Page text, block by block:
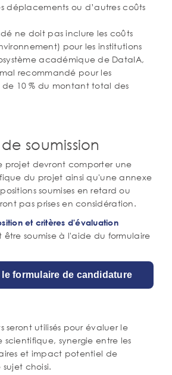
déplacements ou d’autres coûts
ne doit pas inclure les coûts
pour les institutions
académique de DataIA,
recommandé pour les
10 % du montant total des
soumission
projet devront comporter une
du projet ainsi qu'une annexe
soumises en retard ou
pas prises en considération.
et critères d'évaluation
être soumise à l'aide du formulaire
le formulaire de candidature
seront utilisés pour évaluer le
synergie entre les
et impact potentiel de
choisi.